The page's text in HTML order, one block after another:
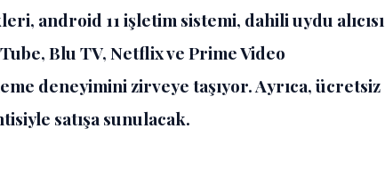
android 11 işletim sistemi, dahili uydu
Blu TV, Netflix ve Prime Video
deneyimini zirveye taşıyor. Ayrıca, ücretsiz
satışa sunulacak.